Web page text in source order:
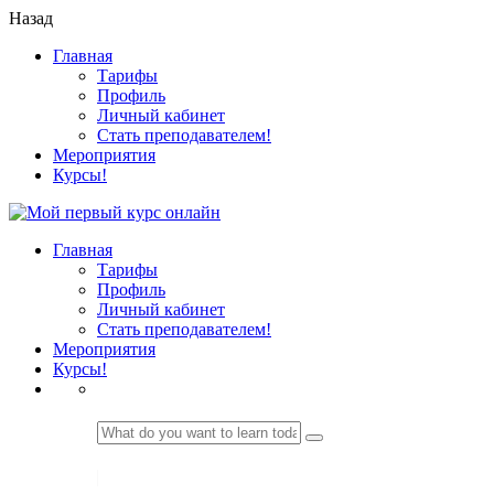
Назад
Главная
Тарифы
Профиль
Личный кабинет
Стать преподавателем!
Мероприятия
Курсы!
Главная
Тарифы
Профиль
Личный кабинет
Стать преподавателем!
Мероприятия
Курсы!